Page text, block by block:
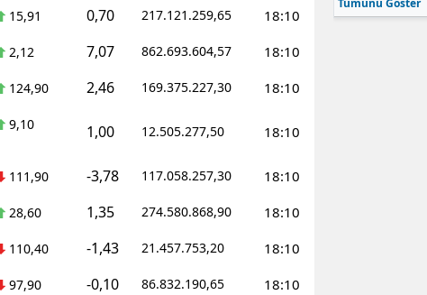
Trabzon
Tunceli
Şanlıurfa
Uşak
Van
Yozgat
Zonguldak
Aksaray
15,91 0,70 217.121.259,65 18:10
2,12 7,07 862.693.604,57 18:10
124,90 2,46 169.375.227,30 18:10
9,10 1,00 12.505.277,50 18:10
111,90 -3,78 117.058.257,30 18:10
28,60 1,35 274.580.868,90 18:10
110,40 -1,43 21.457.753,20 18:10
97,90 -0,10 86.832.190,65 18:10